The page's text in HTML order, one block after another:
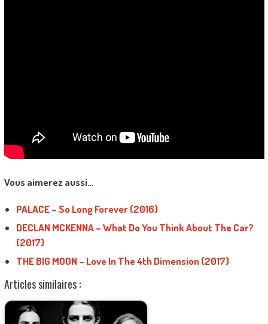
Vous aimerez aussi…
PALACE – So Long Forever (2016)
DECLAN MCKENNA – What Do You Think About The Car?
(2017)
THE BIG MOON – Love In The 4th Dimension (2017)
Articles similaires :